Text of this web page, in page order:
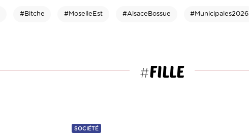
#Bitche #MoselleEst #AlsaceBossue #Municipales2026
#FILLE
SOCIÉTÉ